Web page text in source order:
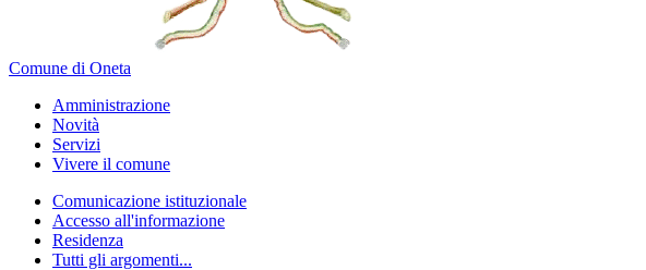
Comune di Oneta
Amministrazione
Novità
Servizi
Vivere il comune
Comunicazione istituzionale
Accesso all'informazione
Residenza
Tutti gli argomenti...